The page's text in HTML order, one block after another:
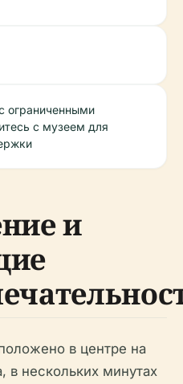
ограниченными
с музеем для
и
в центре на
нескольких минутах